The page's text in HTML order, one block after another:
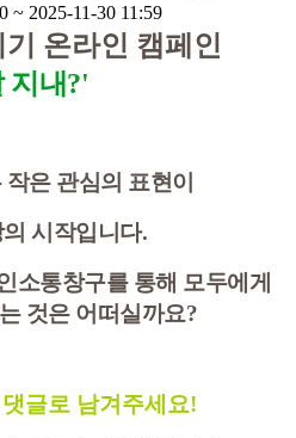
~ 2025-11-30 11:59
온라인 캠페인
지내?'
은 관심의 표현이
시작입니다.
소통창구를 통해 모두에게
것은 어떠실까요?
글로 남겨주세요!